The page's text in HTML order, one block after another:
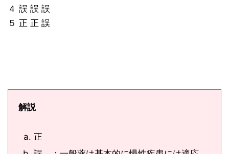
４ 誤 誤 誤
５ 正 正 誤
解説
正